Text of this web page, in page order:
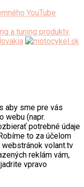
aby sme pre vás
webu (napr.
potrebné údaje
to za účelom
volant.tv
reklám vám,
vpravo